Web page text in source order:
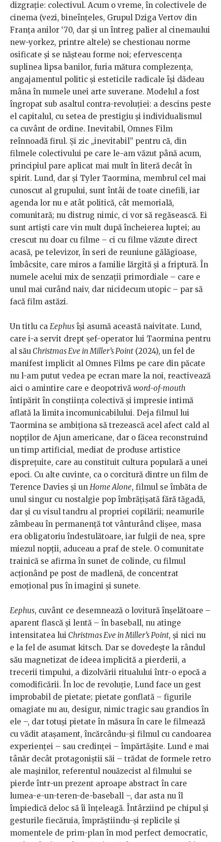
dizgrație: colectivul. Acum o vreme, în colectivele de
cinema (vezi, bineînțeles, Grupul Dziga Vertov din
Franța anilor ‘70, dar și un întreg palier al cinemaului
new-yorkez, printre altele) se chestionau norme
osificate și se nășteau forme noi; efervescența
suplinea lipsa banilor, furia mătura complezența,
angajamentul politic și esteticile radicale își dădeau
mâna în numele unei arte suverane. Modelul a fost
îngropat sub asaltul contra-revoluției: a descins peste
el capitalul, cu setea de prestigiu și individualismul
ca cuvânt de ordine. Inevitabil, Omnes Film
reînnoadă firul. Și zic „inevitabil” pentru că, din
filmele colectivului pe care le-am văzut până acum,
principiul pare aplicat mai mult în literă decât în
spirit. Lund, dar și Tyler Taormina, membrul cel mai
cunoscut al grupului, sunt întâi de toate cinefili, iar
agenda lor nu e atât politică, cât memorială,
comunitară; nu distrug nimic, ci vor să regăsească. Ei
sunt artiști care vin mult după încheierea luptei; au
crescut nu doar cu filme – ci cu filme văzute direct
acasă, pe televizor, în seri de reuniune gălăgioase,
îmbâcsite, care miros a familie lărgită și a friptură. În
numele acelui mix de senzații primordiale – care e
unul mai curând naiv, dar nicidecum utopic – par să
facă film astăzi.
Un titlu ca Eephus își asumă această naivitate. Lund,
care i-a servit drept șef-operator lui Taormina pentru
al său Christmas Eve in Miller’s Point(2024), un fel de
manifest implicit al Omnes Films pe care din păcate
nu l-am putut vedea pe ecran mare la noi, reactivează
aici o amintire care e deopotrivă word-of-mouth
întipărit în conștiința colectivă și impresie intimă
aflată la limita incomunicabilului. Deja filmul lui
Taormina se ambiționa să trezească acel afect cald al
nopților de Ajun americane, dar o făcea reconstruind
un timp artificial, mediat de produse artistice
disprețuite, care au constituit cultura populară a unei
epoci. Cu alte cuvinte, ca o corcitură dintre un film de
Terence Davies și un Home Alone, filmul se îmbăta de
unul singur cu nostalgie pop îmbrățișată fără tăgadă,
dar și cu visul tandru al propriei copilării; neamurile
zâmbeau în permanență tot vânturând clișee, masa
era obligatoriu îndestulătoare, iar fulgii de nea, spre
miezul nopții, aduceau a praf de stele. O comunitate
trainică se afirma în sunet de colinde, cu filmul
acționând pe post de madlenă, de concentrat
emoțional pus în imagini și sunete.
Eephus, cuvânt ce desemnează o lovitură înșelătoare –
aparent flască și lentă – în baseball, nu atinge
intensitatea lui Christmas Eve in Miller’s Point, și nici nu
e la fel de asumat kitsch. Dar se dovedește la rândul
său magnetizat de ideea implicită a pierderii, a
trecerii timpului, a dizolvării ritualului într-o epocă a
comodificării. În loc de revoluție, Lund face un gest
improbabil de pietate; pietate gonflată – figurile
omagiate nu au, desigur, nimic tragic sau grandios în
ele –, dar totuși pietate în măsura în care le filmează
cu vădit atașament, încărcându-și filmul cu candoarea
experienței – sau credinței – împărtășite. Lund e mai
tânăr decât protagoniștii săi – trădat de formele retro
ale mașinilor, referentul nouăzecist al filmului se
pierde într-un prezent aproape abstract în care
lumea-e-un-teren-de-baseball –, dar asta nu îl
împiedică deloc să îi înțeleagă. Întârziind pe chipul și
gesturile fiecăruia, împrăștiindu-și replicile și
momentele de prim-plan în mod perfect democratic,